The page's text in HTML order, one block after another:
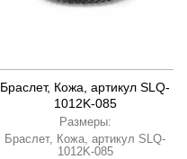
Браслет, Кожа, артикул SLQ-
1012K-085
Размеры:
Браслет, Кожа, артикул SLQ-
1012K-085